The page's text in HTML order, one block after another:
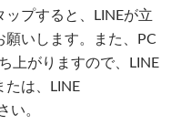
ップすると、LINEが立
願いします。また、PC
上がりますので、LINE
たは、LINE
い。